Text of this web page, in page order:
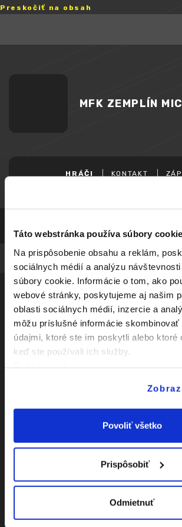
Táto webstránka používa súbory
Na prispôsobenie obsahu a reklám,
sociálnych médií a analýzu
súbory cookie. Informácie o tom, ako
webové stránky, poskytujeme aj našim
oblasti sociálnych médií, inzercie a
môžu príslušné informácie
údajmi, ktoré ste im poskytli alebo ktoré
keď ste používali ich služby.
Povoliť všetko
Prispôsobiť
Odmietnuť
Preskočiť na obsah
MFK ZEMPLÍN
HRÁČI KONTAKT
Zápasy
Kluby
Vyhlásenie o
prístupnosti
Nastavenia Cookies |
webu
Social